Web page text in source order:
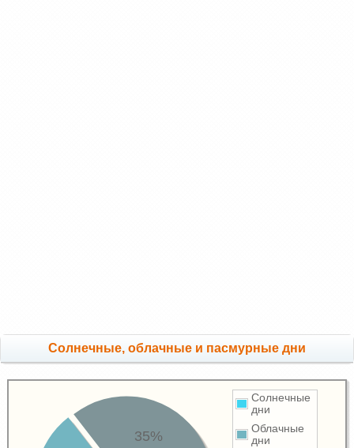
Cолнечные, облачные и пасмурные дни
Солнечные
дни
Облачные
дни
35%